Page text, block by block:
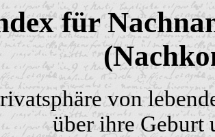
für
von
über ihre Geburt